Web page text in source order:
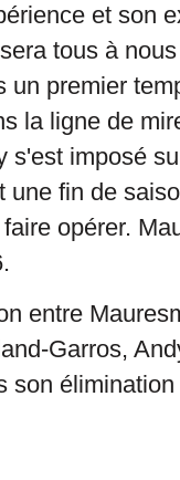
et son
tous à
un premier
la ligne de
s'est imposé
une fin de
opérer.
entre
Garros,
son